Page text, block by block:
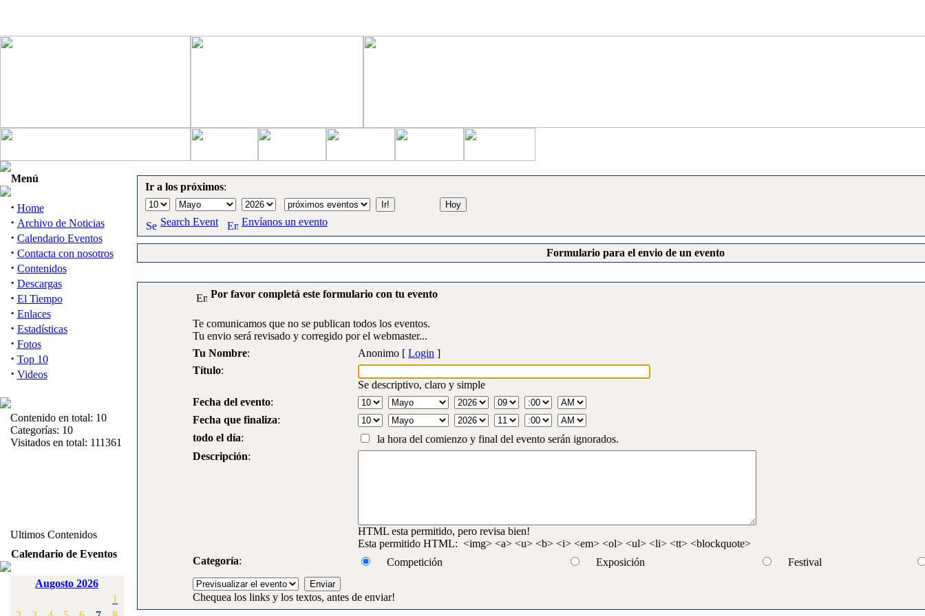
Menú
· Home
· Archivo de Noticias
· Calendario Eventos
· Contacta con nosotros
· Contenidos
· Descargas
· El Tiempo
· Enlaces
· Estadísticas
· Fotos
· Top 10
· Videos
Contenido en total: 10
Categorías: 10
Visitados en total: 111361
Ultimos Contenidos
·1:Articulos varios
[Visitas: 5711]
Campeonato de
[Visitas: 4134]
Calendario de Eventos
Augosto 2026
1
Ir a los próximos:
Search Event Envíanos un evento
Formulario para el envio de un evento
Por favor completá este formulario con tu evento
Te comunicamos que no se publican todos los eventos.
Tu envio será revisado y corregido por el webmaster...
Tu Nombre: Anonimo [ Login ]
Título:
Se descriptivo, claro y simple
Fecha del evento:
Fecha que finaliza:
todo el día:
la hora del comienzo y final del evento serán ignorados.
Descripción:
HTML esta permitido, pero revisa bien!
Esta permitido HTML: <img> <a> <u> <b> <i> <em> <ol> <ul> <li> <tt> <blockquote>
Categoría: Competición Exposición Festival
Chequea los links y los textos, antes de enviar!